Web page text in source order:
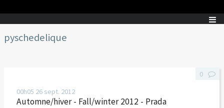
pyschedelique
00h05 26 sept. 2012
Automne/hiver - Fall/winter 2012 - Prada
0